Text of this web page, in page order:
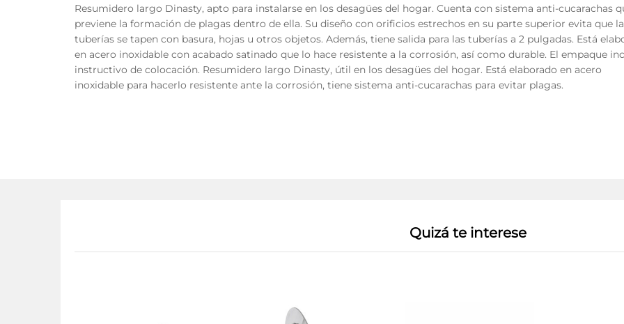
Resumidero largo Dinasty, apto para instalarse en los desagües del hogar. Cuenta con sistema anti-cucarachas
previene la formación de plagas dentro de ella. Su diseño con orificios estrechos en su parte superior evita que
tuberías se tapen con basura, hojas u otros objetos. Además, tiene salida para las tuberías a 2 pulgadas. Está
en acero inoxidable con acabado satinado que lo hace resistente a la corrosión, así como durable. El empaque
instructivo de colocación. Resumidero largo Dinasty, útil en los desagües del hogar. Está elaborado en acero
inoxidable para hacerlo resistente ante la corrosión, tiene sistema anti-cucarachas para evitar plagas.
Quizá te interese